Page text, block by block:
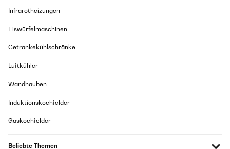
Infrarotheizungen
Eiswürfelmaschinen
Getränkekühlschränke
Luftkühler
Wandhauben
Induktionskochfelder
Gaskochfelder
Beliebte Themen